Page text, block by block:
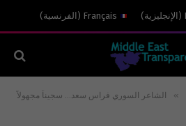
( الإنجليزية)
Français
( الفرنسية)
» الشاعر السوري فراس سعد… سجيناً مجهولاً